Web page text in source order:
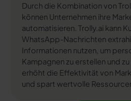
Durch die Kombination von
können Unternehmen ihre
automatisieren. Trolly.ai kann
WhatsApp-Nachrichten
Informationen nutzen, um
Kampagnen zu erstellen und
erhöht die Effektivität von
und spart wertvolle